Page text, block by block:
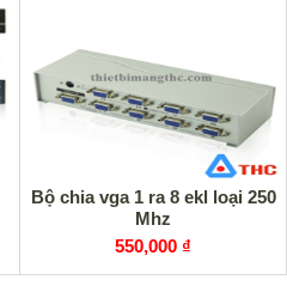
Bộ chia vga 1 ra 8 ekl loại 250
Mhz
550,000 ₫